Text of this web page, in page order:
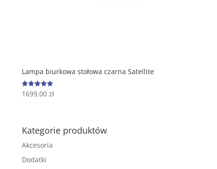
Lampa biurkowa stołowa czarna Satellite
Oceniono
5.00
1699,00 zł
Kategorie produktów
Akcesoria
Dodatki